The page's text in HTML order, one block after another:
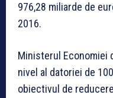
976,28 miliarde de
2016.
Ministerul Economiei
nivel al datoriei de
obiectivul de